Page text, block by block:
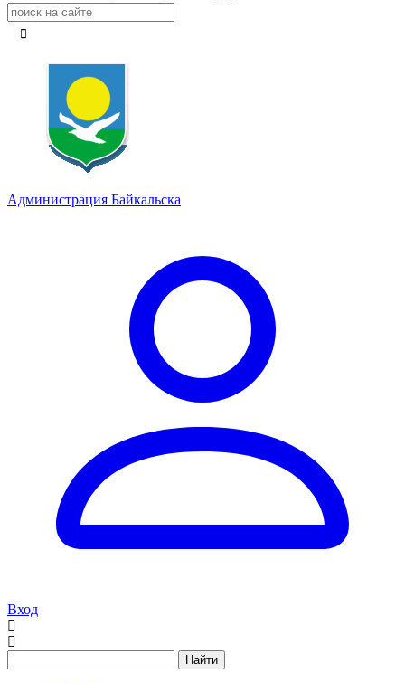
Администрация Байкальска
Вход
Найти